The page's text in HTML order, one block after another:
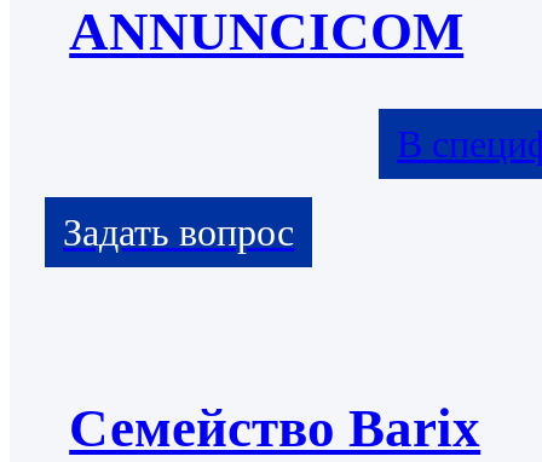
ANNUNCICOM
В
Семейство Barix